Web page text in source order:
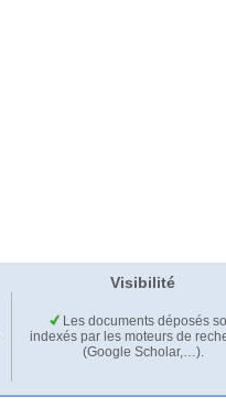
Visibilité
Les documents déposés
indexés par les moteurs de
(Google Scholar,…).